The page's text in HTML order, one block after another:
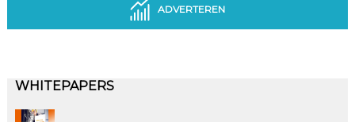
ADVERTEREN
WHITEPAPERS